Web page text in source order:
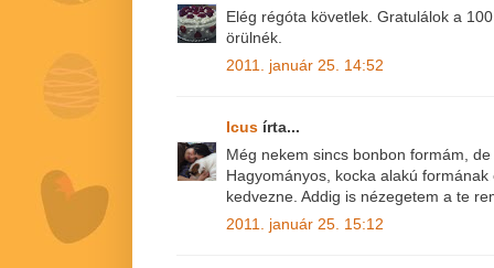
Elég régóta követlek. Gratulálok a
örülnék.
2011. január 25. 14:52
Icus írta...
Még nekem sincs bonbon formám,
Hagyományos, kocka alakú
kedvezne. Addig is nézegetem a te
2011. január 25. 15:12